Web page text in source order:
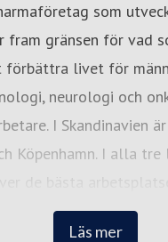
+46706308793
Läs mer
som
fram gränsen för vad
livet för
neurologi och
I Skandinavien
Köpenhamn. I alla